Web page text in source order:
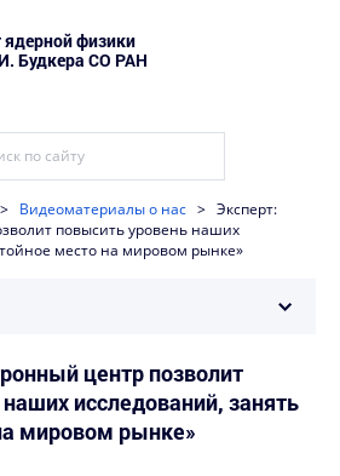
ядерной физики
Будкера СО РАН
> Видеоматериалы о нас > Эксперт:
повысить уровень наших
место на мировом рынке»
центр позволит
исследований, занять
мировом рынке»